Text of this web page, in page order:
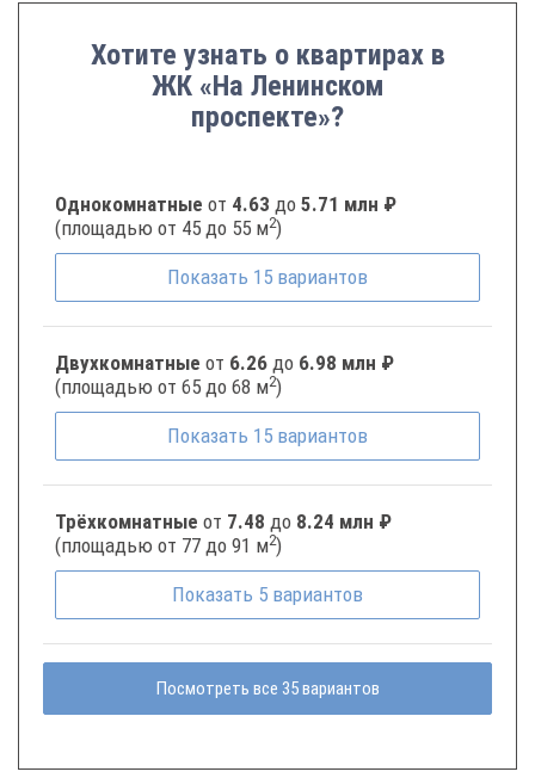
Хотите узнать о квартирах в
ЖК «На Ленинском
проспекте»?
Однокомнатные от 4.63 до 5.71 млн ₽
(площадью от 45 до 55 м2)
Показать 15 вариантов
Двухкомнатные от 6.26 до 6.98 млн ₽
(площадью от 65 до 68 м2)
Показать 15 вариантов
Трёхкомнатные от 7.48 до 8.24 млн ₽
(площадью от 77 до 91 м2)
Показать 5 вариантов
Посмотреть все 35 вариантов